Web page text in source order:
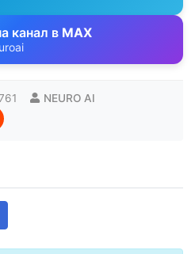
канал в MAX
NEURO AI